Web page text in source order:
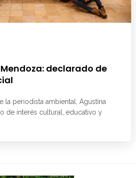
declarado de
la periodista ambiental, Agustina
de interés cultural, educativo y